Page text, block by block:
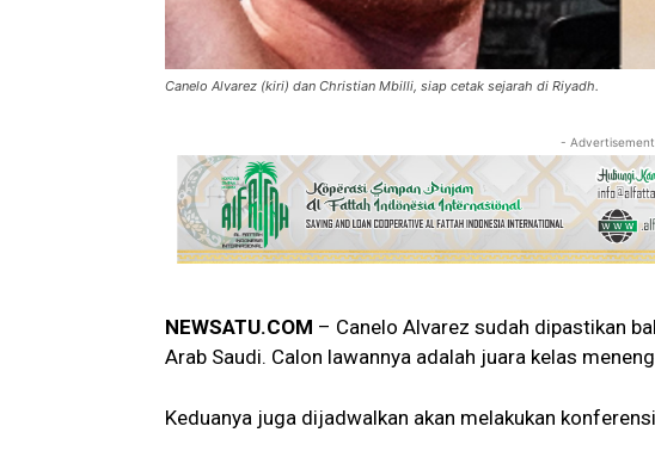
Canelo Alvarez (kiri) dan Christian Mbilli, siap cetak sejarah di Riyadh.
-
NEWSATU.COM – Canelo Alvarez sudah dipastikan
Arab Saudi. Calon lawannya adalah juara kelas
Keduanya juga dijadwalkan akan melakukan